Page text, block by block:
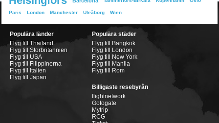
Paris London Manchester Uleåborg Wien
Populära länder
Flyg till Thailand
Flyg till Storbritannien
Flyg till USA
Flyg till Filippinerna
Flyg till Italien
Flyg till Japan
Populära städer
Flyg till Bangkok
Flyg till London
Flyg till New York
Flyg till Manila
Flyg till Rom
Billigaste resebyrån
flightnetwork
Gotogate
Mytrip
RCG